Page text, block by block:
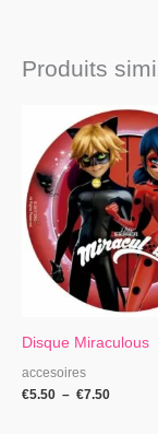
Produits
Disque Miraculous
accesoires
€5.50 – €7.50
Plage
de
prix :
€5.50
à
€7.50